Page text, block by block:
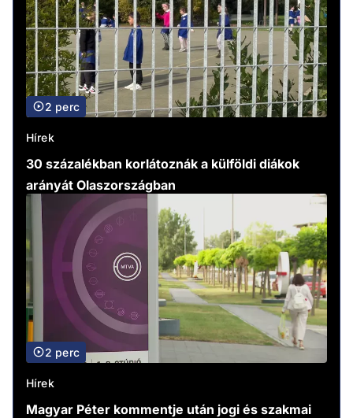
2 perc
Hírek
30 százalékban korlátoznák a külföldi diákok
arányát Olaszországban
2 perc
Hírek
Magyar Péter kommentje után jogi és szakmai